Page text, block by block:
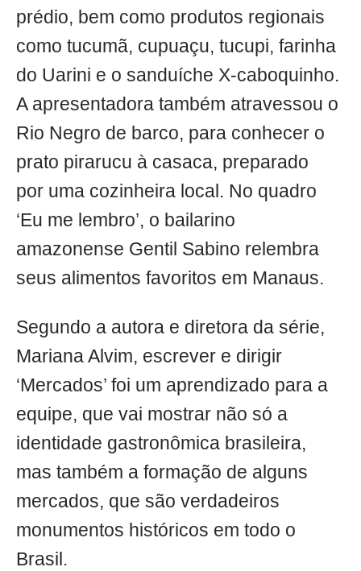
prédio, bem como produtos regionais
como tucumã, cupuaçu, tucupi, farinha
do Uarini e o sanduíche X-caboquinho.
A apresentadora também atravessou o
Rio Negro de barco, para conhecer o
prato pirarucu à casaca, preparado
por uma cozinheira local. No quadro
‘Eu me lembro’, o bailarino
amazonense Gentil Sabino relembra
seus alimentos favoritos em Manaus.
Segundo a autora e diretora da série,
Mariana Alvim, escrever e dirigir
‘Mercados’ foi um aprendizado para a
equipe, que vai mostrar não só a
identidade gastronômica brasileira,
mas também a formação de alguns
mercados, que são verdadeiros
monumentos históricos em todo o
Brasil.